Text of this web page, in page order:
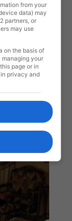
from your
data) may
partners, or
may use
on the basis of
your
page or in
privacy and